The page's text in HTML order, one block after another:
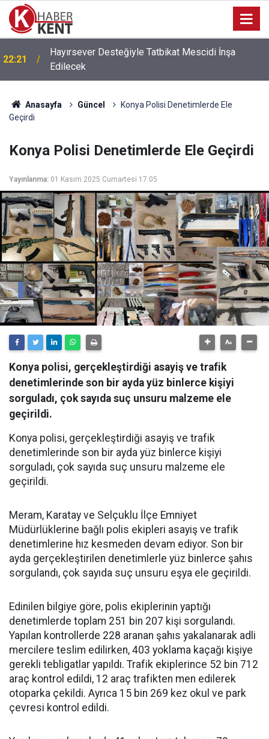
22:21
Hayırsever Desteğiyle Tatbikat Mescidi İnşa
Edilecek
Anasayfa Güncel
Konya Polisi Denetimlerde Ele
Geçirdi
Konya Polisi Denetimlerde Ele Geçirdi
Yayınlanma: 01 Kasım 2025 Cumartesi 17:05
Konya polisi, gerçekleştirdiği asayiş ve trafik
denetimlerinde son bir ayda yüz binlerce kişiyi
sorguladı, çok sayıda suç unsuru malzeme ele
geçirildi.
Konya polisi, gerçekleştirdiği asayiş ve trafik
denetimlerinde son bir ayda yüz binlerce kişiyi
sorguladı, çok sayıda suç unsuru malzeme ele
geçirildi.
Meram, Karatay ve Selçuklu İlçe Emniyet
Müdürlüklerine bağlı polis ekipleri asayiş ve trafik
denetimlerine hız kesmeden devam ediyor. Son bir
ayda gerçekleştirilen denetimlerle yüz binlerce şahıs
sorgulandı, çok sayıda suç unsuru eşya ele geçirildi.
Edinilen bilgiye göre, polis ekiplerinin yaptığı
denetimlerde toplam 251 bin 207 kişi sorgulandı.
Yapılan kontrollerde 228 aranan şahıs yakalanarak adli
mercilere teslim edilirken, 403 yoklama kaçağı kişiye
gerekli tebligatlar yapıldı. Trafik ekiplerince 52 bin 712
araç kontrol edildi, 12 araç trafikten men edilerek
otoparka çekildi. Ayrıca 15 bin 269 kez okul ve park
çevresi kontrol edildi.